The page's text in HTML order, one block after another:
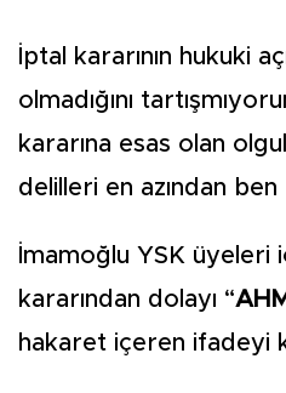
İptal kararının hukuki
olmadığını
kararına esas olan
delilleri en azından
İmamoğlu YSK üyeleri
kararından dolayı “
hakaret içeren ifadeyi